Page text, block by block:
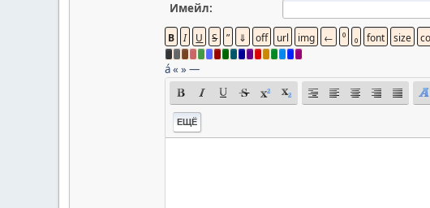
Имейл:
á« »—
ЕЩЁ